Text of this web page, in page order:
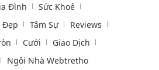
Đình
Sức Khoẻ
Đẹp Tâm Sự
Reviews
Cưới
Giao Dịch
Ngôi Nhà Webtretho